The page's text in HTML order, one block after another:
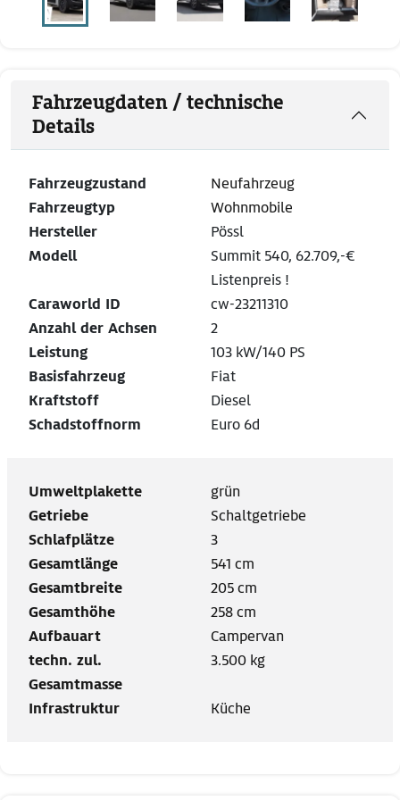
Fahrzeugdaten / technische
Details
Fahrzeugzustand
Neufahrzeug
Fahrzeugtyp
Wohnmobile
Hersteller
Pössl
Modell
Summit 540, 62.709,-€
Listenpreis !
Caraworld ID
cw-23211310
Anzahl der Achsen
2
Leistung
103 kW/140 PS
Basisfahrzeug
Fiat
Kraftstoff
Diesel
Schadstoffnorm
Euro 6d
Umweltplakette
grün
Getriebe
Schaltgetriebe
Schlafplätze
3
Gesamtlänge
541 cm
Gesamtbreite
205 cm
Gesamthöhe
258 cm
Aufbauart
Campervan
techn. zul.
Gesamtmasse
3.500 kg
Infrastruktur Küche